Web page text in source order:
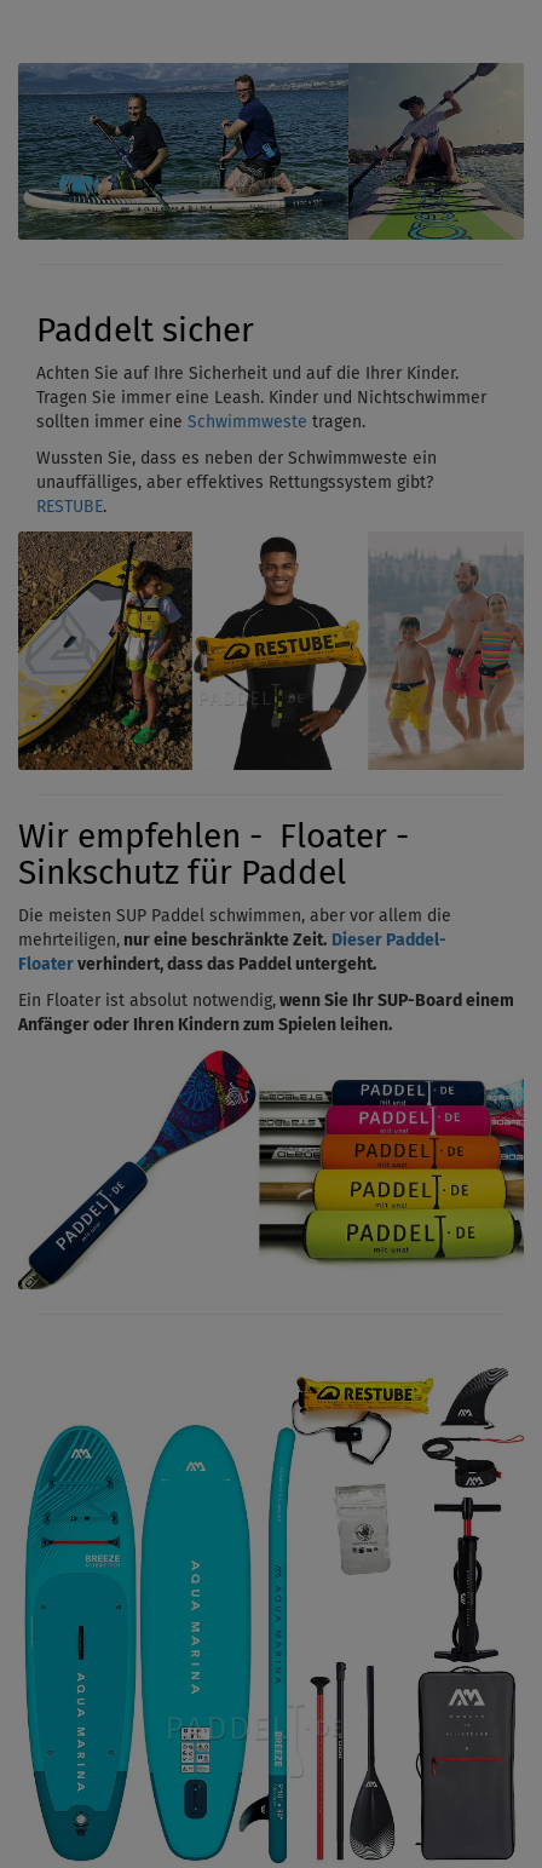
Paddelt sicher
Achten Sie auf Ihre Sicherheit und auf die Ihrer Kinder.
Tragen Sie immer eine Leash. Kinder und Nichtschwimmer
sollten immer eine Schwimmweste tragen.
Wussten Sie, dass es neben der Schwimmweste ein
unauffälliges, aber effektives Rettungssystem gibt?
RESTUBE.
Wir empfehlen - Floater -
Sinkschutz für Paddel
Die meisten SUP Paddel schwimmen, aber vor allem die
mehrteiligen, nur eine beschränkte Zeit. Dieser Paddel-
Floater verhindert, dass das Paddel untergeht.
Ein Floater ist absolut notwendig, wenn Sie Ihr SUP-Board einem
Anfänger oder Ihren Kindern zum Spielen leihen.